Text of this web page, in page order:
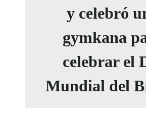
y celebró
gymkana
celebrar el
Mundial del